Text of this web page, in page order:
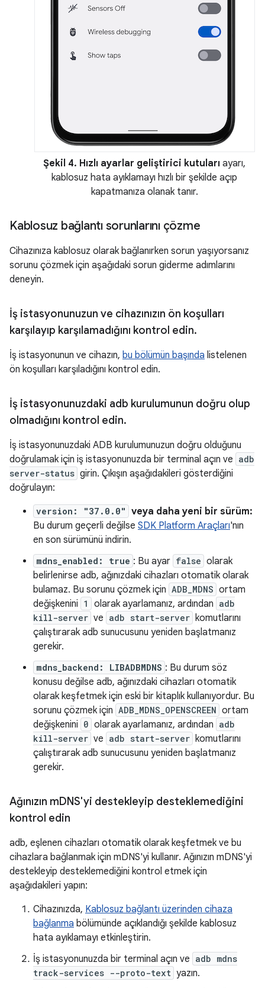
Şekil 4. Hızlı ayarlar geliştirici kutuları ayarı,
kablosuz hata ayıklamayı hızlı bir şekilde açıp
kapatmanıza olanak tanır.
Kablosuz bağlantı sorunlarını çözme
Cihazınıza kablosuz olarak bağlanırken sorun yaşıyorsanız
sorunu çözmek için aşağıdaki sorun giderme adımlarını
deneyin.
İş istasyonunuzun ve cihazınızın ön koşulları
karşılayıp karşılamadığını kontrol edin.
İş istasyonunun ve cihazın, bu bölümün başında listelenen
ön koşulları karşıladığını kontrol edin.
İş istasyonunuzdaki adb kurulumunun doğru olup
olmadığını kontrol edin.
İş istasyonunuzdaki ADB kurulumunuzun doğru olduğunu
doğrulamak için iş istasyonunuzda bir terminal açın ve adb
server-status girin. Çıkışın aşağıdakileri gösterdiğini
doğrulayın:
version: "37.0.0" veya daha yeni bir sürüm:
Bu durum geçerli değilse SDK Platform Araçları'nın
en son sürümünü indirin.
mdns_enabled: true : Bu ayar false olarak
belirlenirse adb, ağınızdaki cihazları otomatik olarak
bulamaz. Bu sorunu çözmek için ADB_MDNS ortam
değişkenini 1 olarak ayarlamanız, ardından adb
kill-server ve adb start-server komutlarını
çalıştırarak adb sunucusunu yeniden başlatmanız
gerekir.
mdns_backend: LIBADBMDNS : Bu durum söz
konusu değilse adb, ağınızdaki cihazları otomatik
olarak keşfetmek için eski bir kitaplık kullanıyordur. Bu
sorunu çözmek için ADB_MDNS_OPENSCREEN ortam
değişkenini 0 olarak ayarlamanız, ardından adb
kill-server ve adb start-server komutlarını
çalıştırarak adb sunucusunu yeniden başlatmanız
gerekir.
Ağınızın mDNS'yi destekleyip desteklemediğini
kontrol edin
adb, eşlenen cihazları otomatik olarak keşfetmek ve bu
cihazlara bağlanmak için mDNS'yi kullanır. Ağınızın mDNS'yi
destekleyip desteklemediğini kontrol etmek için
aşağıdakileri yapın:
Cihazınızda, Kablosuz bağlantı üzerinden cihaza
bağlanma bölümünde açıklandığı şekilde kablosuz
hata ayıklamayı etkinleştirin.
İş istasyonunuzda bir terminal açın ve adb mdns
track-services --proto-text yazın.